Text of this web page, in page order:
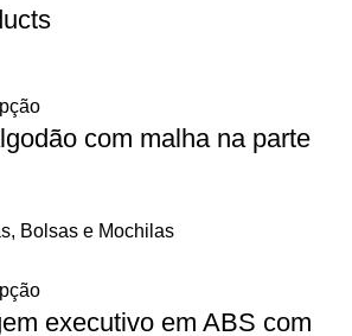
com malha na parte
Bolsas e Mochilas
executivo em ABS com